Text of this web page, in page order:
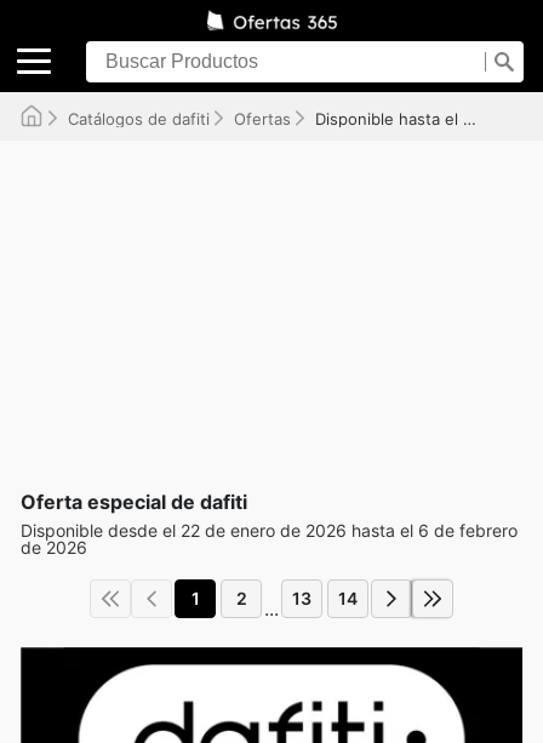
Catálogos de dafiti Ofertas Disponible hasta el 06/02/2026
Oferta especial de dafiti
Disponible desde el 22 de enero de 2026 hasta el 6 de febrero
de 2026
1 2 ... 13 14